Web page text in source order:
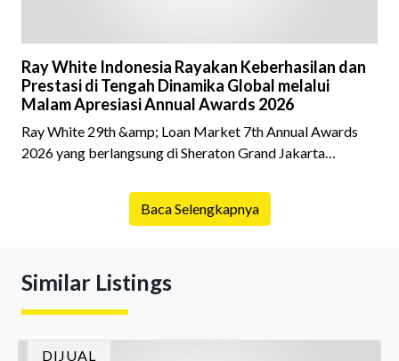
Ray White Indonesia Rayakan Keberhasilan dan
Prestasi di Tengah Dinamika Global melalui
Malam Apresiasi Annual Awards 2026
Ray White 29th &amp; Loan Market 7th Annual Awards
2026 yang berlangsung di Sheraton Grand Jakarta
istimewa bagi para pelaku industri properti dan keuangan.
Lebih dari 400 marketing executives dan principals
menghidupkan suasana, acara ini dihadiri oleh Country
Baca Selengkapnya
Similar Listings
DIJUAL